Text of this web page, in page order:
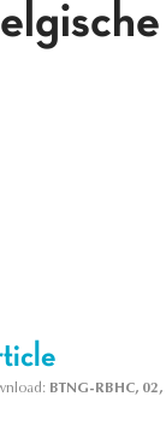
BTNG-RBHC,